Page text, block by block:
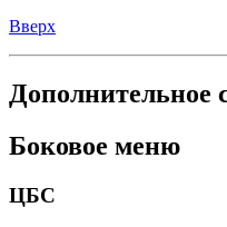
Вверх
Дополнительное
Боковое меню
ЦБС